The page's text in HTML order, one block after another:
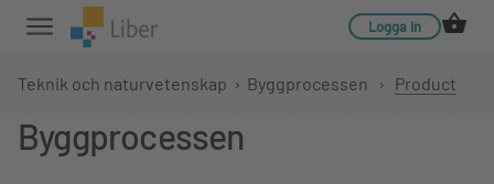
Logga in
Teknik och naturvetenskap › Byggprocessen › Product
Byggprocessen